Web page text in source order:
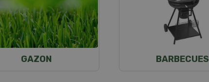
GAZON BARBECUES